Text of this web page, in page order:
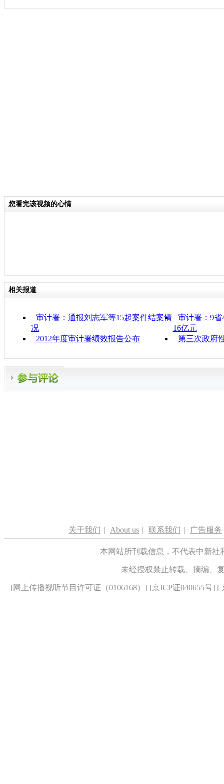
您看完该视频的心情
相关报道
审计署：通报刘志军等15起案件结案情
况
审计署：9
16亿元
2012年度审计署绩效报告公布
第三次政府
关于我们 | About us | 联系我们 | 广告服务
本网站所刊载信息，不代表中新
未经授权禁止转载、摘编、
[网上传播视听节目许可证（0106168） ] [京ICP证040655号] [